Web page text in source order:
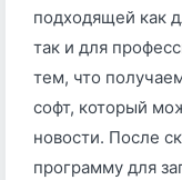
подходящей как
так и для
тем, что
софт, который
новости. После
программу для